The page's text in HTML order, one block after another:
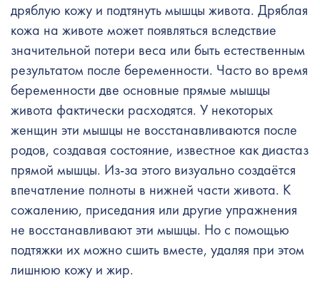
дряблую кожу и подтянуть мышцы живота. Дряблая
кожа на животе может появляться вследствие
значительной потери веса или быть естественным
результатом после беременности. Часто во время
беременности две основные прямые мышцы
живота фактически расходятся. У некоторых
женщин эти мышцы не восстанавливаются после
родов, создавая состояние, известное как диастаз
прямой мышцы. Из-за этого визуально создаётся
впечатление полноты в нижней части живота. К
сожалению, приседания или другие упражнения
не восстанавливают эти мышцы. Но с помощью
подтяжки их можно сшить вместе, удаляя при этом
лишнюю кожу и жир.